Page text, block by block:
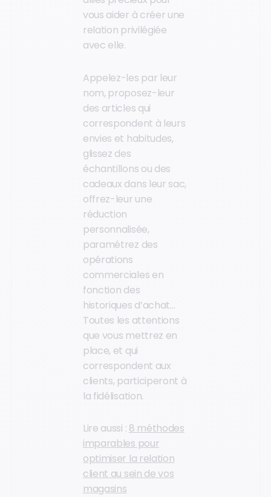
vous aider à créer une
relation privilégiée
avec elle.
Appelez-les par leur
nom, proposez-leur
des articles qui
correspondent à leurs
envies et habitudes,
glissez des
échantillons ou des
cadeaux dans leur sac,
offrez-leur une
réduction
personnalisée,
paramétrez des
opérations
commerciales en
fonction des
historiques d’achat…
Toutes les attentions
que vous mettrez en
place, et qui
correspondent aux
clients, participeront à
la fidélisation.
Lire aussi : 8 méthodes
imparables pour
optimiser la relation
client au sein de vos
magasins